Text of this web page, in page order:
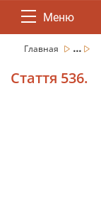
Меню
Главная ...
Стаття 536.